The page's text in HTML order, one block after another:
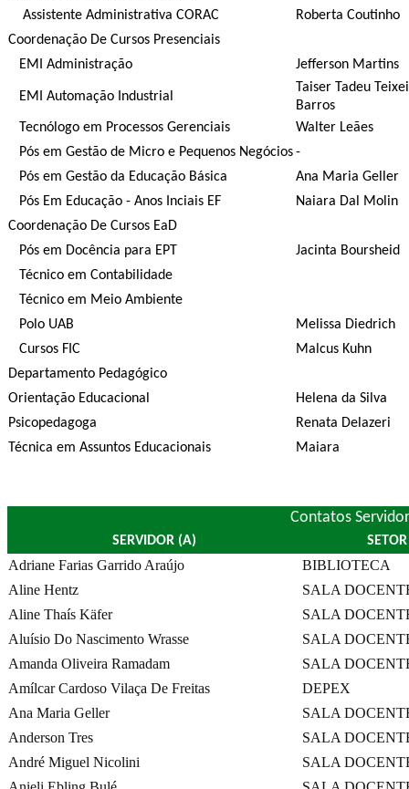
Assistente Administrativa CORAC
Roberta Coutinho
Coordenação De Cursos Presenciais
EMI Administração
Jefferson Martins
EMI Automação Industrial
Taiser Tadeu
Barros
Tecnólogo em Processos Gerenciais
Walter Leães
Pós em Gestão de Micro e Pequenos Negócios-
Pós em Gestão da Educação Básica
Ana Maria Geller
Pós Em Educação - Anos Inciais EF
Naiara Dal Molin
Coordenação De Cursos EaD
Pós em Docência para EPT
Jacinta Boursheid
Técnico em Contabilidade
Técnico em Meio Ambiente
Polo UAB
Melissa Diedrich
Cursos FIC
Malcus Kuhn
Departamento Pedagógico
Orientação Educacional
Helena da Silva
Psicopedagoga
Renata Delazeri
Técnica em Assuntos Educacionais
Maiara
Contatos
SERVIDOR (A) SETOR
Adriane Farias Garrido Araújo
BIBLIOTECA
Aline Hentz
SALA
Aline Thaís Käfer
SALA
Aluísio Do Nascimento Wrasse
SALA
Amanda Oliveira Ramadam
SALA
Amílcar Cardoso Vilaça De Freitas
DEPEX
Ana Maria Geller
SALA
Anderson Tres
SALA
André Miguel Nicolini
SALA